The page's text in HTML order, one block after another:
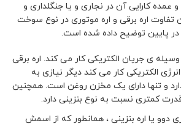
کارایی آن در نجاری و یا جنگلداری و
تفاوت اره برقی و اره موتوری در نوع سوخت
پایین توضیح داده شده است.
وسیله ی جریان الکتریکی کار می کند. اره برقی
الکتریکی کار می کند دیگر نیازی به
و تنها دارای یک مخزن روغن است. همچنین
کمتری نسبت به نوع بنزینی دارد.
دوو یا اره بنزینی ، همانطور که از اسمش